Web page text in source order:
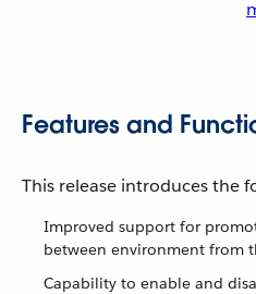
Features and
This release introduces the
Improved support for
between environment from
Capability to enable and